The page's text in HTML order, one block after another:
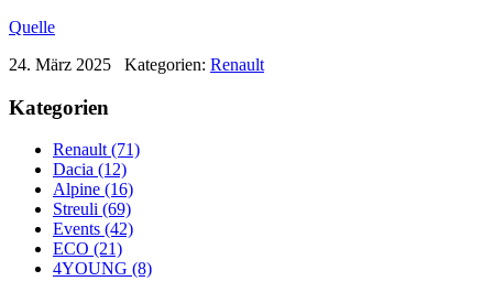
Quelle
24. März 2025
Kategorien: Renault
Kategorien
Renault (71)
Dacia (12)
Alpine (16)
Streuli (69)
Events (42)
ECO (21)
4YOUNG (8)